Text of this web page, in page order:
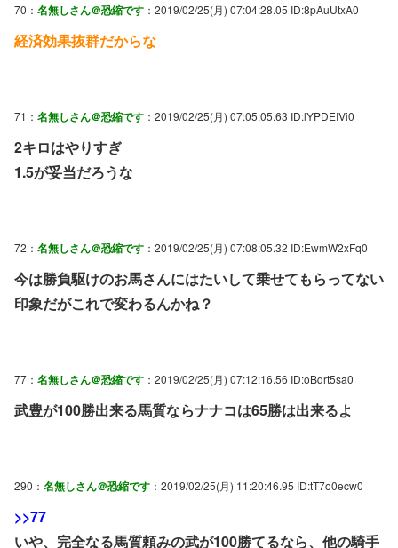
70： 名無しさん＠恐縮です ：2019/02/25(月) 07:04:28.05 ID:8pAuUtxA0
経済効果抜群だからな
71： 名無しさん＠恐縮です ：2019/02/25(月) 07:05:05.63 ID:lYPDEIVi0
2キロはやりすぎ
1.5が妥当だろうな
72： 名無しさん＠恐縮です ：2019/02/25(月) 07:08:05.32 ID:EwmW2xFq0
今は勝負駆けのお馬さんにはたいして乗せてもらってない
印象だがこれで変わるんかね？
77： 名無しさん＠恐縮です ：2019/02/25(月) 07:12:16.56 ID:oBqrt5sa0
武豊が100勝出来る馬質ならナナコは65勝は出来るよ
290： 名無しさん＠恐縮です ：2019/02/25(月) 11:20:46.95 ID:tT7o0ecw0
>>77
いや、完全なる馬質頼みの武が100勝てるなら、他の騎手